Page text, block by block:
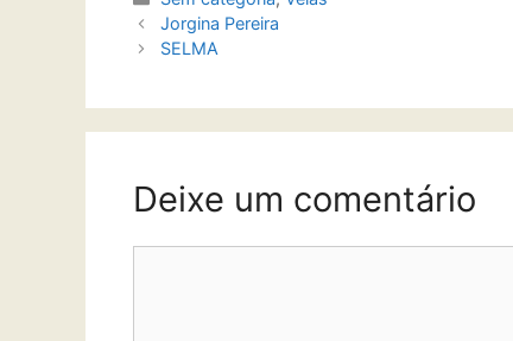
Jorgina Pereira
SELMA
Deixe um comentário